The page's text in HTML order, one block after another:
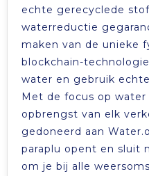
echte gerecyclede
waterreductie
maken van de unieke
blockchain-
water en gebruik
Met de focus op water
opbrengst van elk
gedoneerd aan
paraplu opent en sluit
om je bij alle